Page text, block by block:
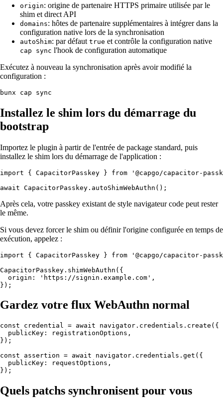
origin: origine de partenaire HTTPS primaire utilisée par le
shim et direct API
domains: hôtes de partenaire supplémentaires à intégrer dans la
configuration native lors de la synchronisation
autoShim: par défaut true et contrôle la configuration native
cap sync l'hook de configuration automatique
Exécutez à nouveau la synchronisation après avoir modifié la
configuration :
Installez le shim lors du démarrage du
bootstrap
Importez le plugin à partir de l'entrée de package standard, puis
installez le shim lors du démarrage de l'application :
import { CapacitorPasskey } from '@capgo/capacitor-
Après cela, votre passkey existant de style navigateur code peut rester
le même.
Si vous devez forcer le shim ou définir l'origine configurée en temps de
exécution, appelez :
import { CapacitorPasskey } from '@capgo/capacitor-
CapacitorPasskey.shimWebAuthn({
  origin: 'https://signin.example.com',
Gardez votre flux WebAuthn normal
const credential = await navigator.credentials.create({
  publicKey: registrationOptions,
});
const assertion = await navigator.credentials.get({
  publicKey: requestOptions,
Quels patchs synchronisent pour vous